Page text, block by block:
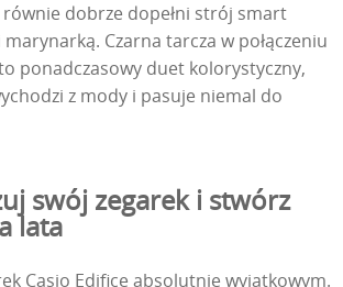
dobrze dopełni strój smart
Czarna tarcza w połączeniu
ponadczasowy duet kolorystyczny,
z mody i pasuje niemal do
swój zegarek i stwórz
lata
Casio Edifice absolutnie wyjątkowym.